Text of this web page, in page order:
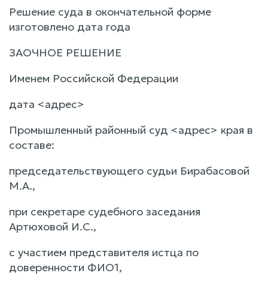
Решение суда в окончательной форме
изготовлено дата года
ЗАОЧНОЕ РЕШЕНИЕ
Именем Российской Федерации
дата <адрес>
Промышленный районный суд <адрес> края в
составе:
председательствующего судьи Бирабасовой
М.А.,
при секретаре судебного заседания
Артюховой И.С.,
с участием представителя истца по
доверенности ФИО1,